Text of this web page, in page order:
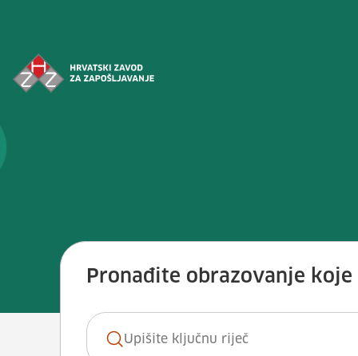
Vještina: <span>Primijeniti
Pronađite obrazovanje
Ključna riječ